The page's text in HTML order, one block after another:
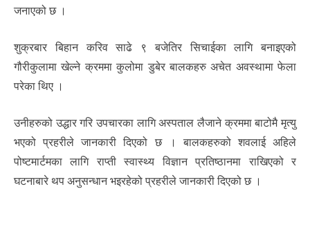
जनाएको छ ।
शुक्रबार बिहान करिव साढे ९ बजेतिर सिचाईका लागि बनाइएको
गौरीकुलामा खेल्ने क्रममा कुलोमा डुबेर बालकहरु अचेत अवस्थामा फेला
परेका थिए ।
उनीहरुको उद्धार गरि उपचारका लागि अस्पताल लैजाने क्रममा बाटोमै मृत्यु
भएको प्रहरीले जानकारी दिएको छ । बालकहरुको शवलाई अहिले
पोष्टमार्टमका लागि राप्ती स्वास्थ्य विज्ञान प्रतिष्ठानमा राखिएको र
घटनाबारे थप अनुसन्धान भइरहेको प्रहरीले जानकारी दिएको छ ।